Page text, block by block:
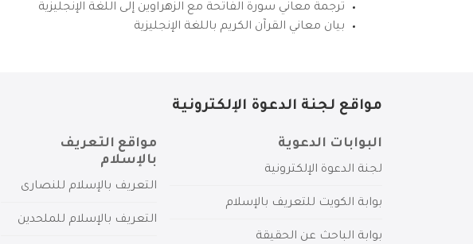
ترجمة معاني سورة الفاتحة مع الزهراوين إلى اللغة الإنجليزية
بيان معاني القرآن الكريم باللغة الإنجليزية
مواقع لجنة الدعوة الإلكترونية
البوابات الدعوية
لجنة الدعوة الإلكترونية
بوابة الكويت للتعريف بالإسلام
بوابة الباحث عن الحقيقة
مواقع التعريف
بالإسلام
التعريف بالإسلام للنصارى
التعريف بالإسلام للملحدين